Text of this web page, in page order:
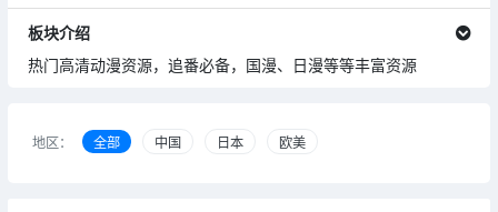
板块介绍
热门高清动漫资源，追番必备，国漫、日漫等等丰富资源
地区： 全部 中国 日本 欧美